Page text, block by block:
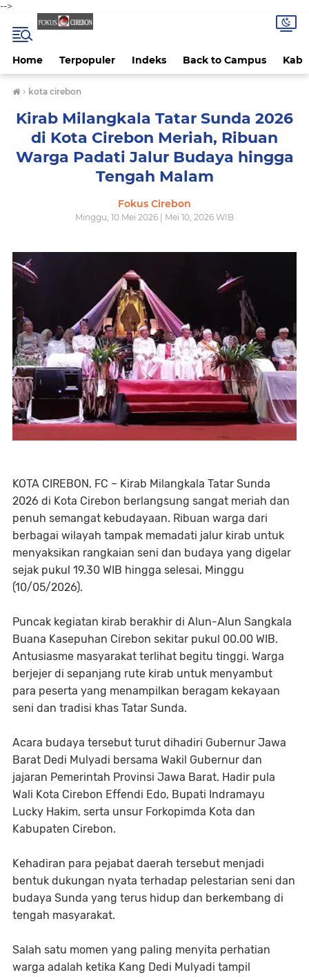
-->
Home Terpopuler Indeks Back to Campus Kab
› kota cirebon
Kirab Milangkala Tatar Sunda 2026
di Kota Cirebon Meriah, Ribuan
Warga Padati Jalur Budaya hingga
Tengah Malam
Fokus Cirebon
Minggu, 10 Mei 2026 | Mei 10, 2026 WIB
KOTA CIREBON, FC – Kirab Milangkala Tatar Sunda
2026 di Kota Cirebon berlangsung sangat meriah dan
penuh semangat kebudayaan. Ribuan warga dari
berbagai wilayah tampak memadati jalur kirab untuk
menyaksikan rangkaian seni dan budaya yang digelar
sejak pukul 19.30 WIB hingga selesai, Minggu
(10/05/2026).
Puncak kegiatan kirab berakhir di Alun-Alun Sangkala
Buana Kasepuhan Cirebon sekitar pukul 00.00 WIB.
Antusiasme masyarakat terlihat begitu tinggi. Warga
berjejer di sepanjang rute kirab untuk menyambut
para peserta yang menampilkan beragam kekayaan
seni dan tradisi khas Tatar Sunda.
Acara budaya tersebut turut dihadiri Gubernur Jawa
Barat Dedi Mulyadi bersama Wakil Gubernur dan
jajaran Pemerintah Provinsi Jawa Barat. Hadir pula
Wali Kota Cirebon Effendi Edo, Bupati Indramayu
Lucky Hakim, serta unsur Forkopimda Kota dan
Kabupaten Cirebon.
Kehadiran para pejabat daerah tersebut menjadi
bentuk dukungan nyata terhadap pelestarian seni dan
budaya Sunda yang terus hidup dan berkembang di
tengah masyarakat.
Salah satu momen yang paling menyita perhatian
warga adalah ketika Kang Dedi Mulyadi tampil